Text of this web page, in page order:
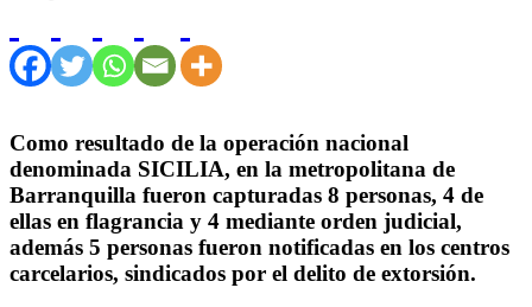
Como resultado de la operación nacional
denominada SICILIA, en la metropolitana de
Barranquilla fueron capturadas 8 personas, 4 de
ellas en flagrancia y 4 mediante orden judicial,
además 5 personas fueron notificadas en los centros
carcelarios, sindicados por el delito de extorsión.